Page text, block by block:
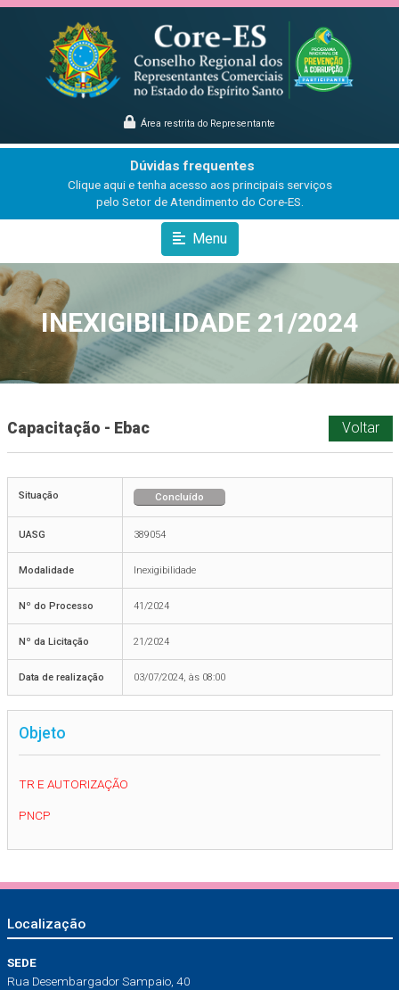
Área restrita do Representante
Dúvidas frequentes
Clique aqui e tenha acesso aos principais serviços
pelo Setor de Atendimento do Core-ES.
Menu
INEXIGIBILIDADE 21/2024
Capacitação - Ebac Voltar
Situação Concluído
UASG 389054
Modalidade Inexigibilidade
Nº do Processo 41/2024
Nº da Licitação 21/2024
Data de realização 03/07/2024, às 08:00
Objeto
TR E AUTORIZAÇÃO
PNCP
Localização
SEDE
Rua Desembargador Sampaio, 40